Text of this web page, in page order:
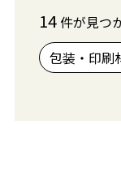
14件が見つ
包装・印刷